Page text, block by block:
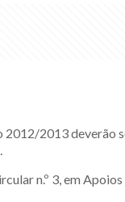
2013 deverão
n.º 3, em